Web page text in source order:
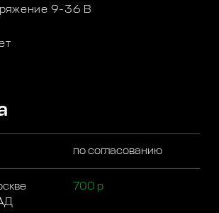
9-36 В
по согласованию
700 р